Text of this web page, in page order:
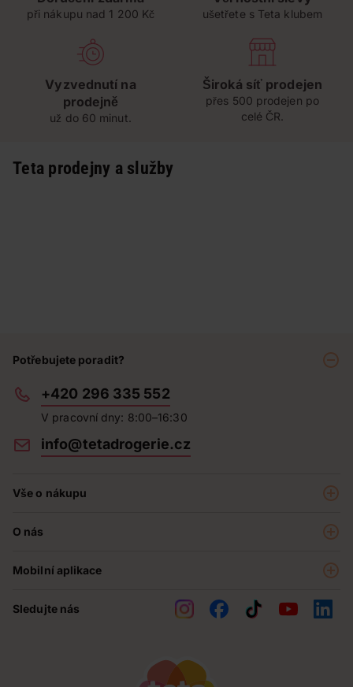
při nákupu nad 1 200 Kč ušetřete s Teta klubem
Vyzvednutí na
prodejně
už do 60 minut.
Široká síť prodejen
přes 500 prodejen po
celé ČR.
Teta prodejny a služby
Potřebujete poradit?
+420 296 335 552
V pracovní dny: 8:00–16:30
info@tetadrogerie.cz
Vše o nákupu
Prodejny
Obchodní podmínky
O nás
Teta pomáhá
Mobilní aplikace
Sledujte nás